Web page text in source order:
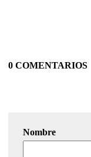
0 COMENTARIOS
Nombre